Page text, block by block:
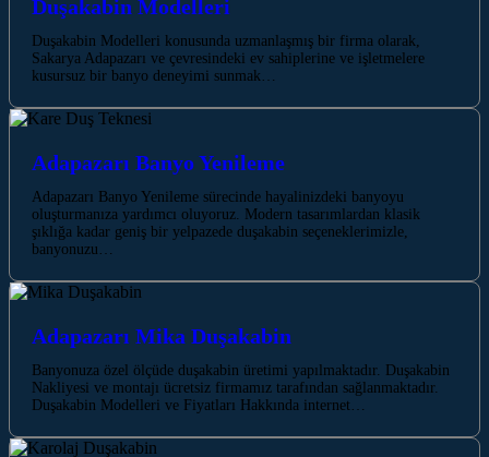
Duşakabin Modelleri
Duşakabin Modelleri konusunda uzmanlaşmış bir firma olarak,
Sakarya Adapazarı ve çevresindeki ev sahiplerine ve işletmelere
kusursuz bir banyo deneyimi sunmak…
Adapazarı Banyo Yenileme
Adapazarı Banyo Yenileme sürecinde hayalinizdeki banyoyu
oluşturmanıza yardımcı oluyoruz. Modern tasarımlardan klasik
şıklığa kadar geniş bir yelpazede duşakabin seçeneklerimizle,
banyonuzu…
Adapazarı Mika Duşakabin
Banyonuza özel ölçüde duşakabin üretimi yapılmaktadır. Duşakabin
Nakliyesi ve montajı ücretsiz firmamız tarafından sağlanmaktadır.
Duşakabin Modelleri ve Fiyatları Hakkında internet…